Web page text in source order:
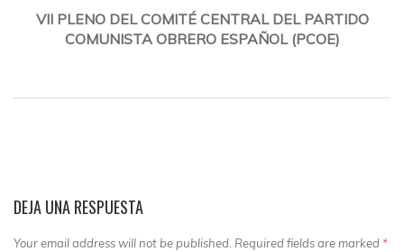
VII PLENO DEL COMITÉ CENTRAL DEL PARTIDO
COMUNISTA OBRERO ESPAÑOL (PCOE)
DEJA UNA RESPUESTA
Your email address will not be published. Required fields are marked *